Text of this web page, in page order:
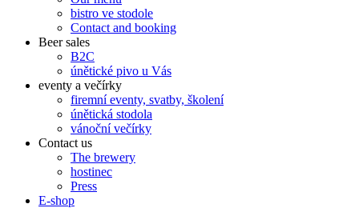
bistro ve stodole
Contact and booking
Beer sales
B2C
únětické pivo u Vás
eventy a večírky
firemní eventy, svatby, školení
únětická stodola
vánoční večírky
Contact us
The brewery
hostinec
Press
E-shop